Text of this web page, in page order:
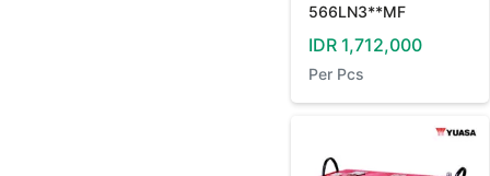
566LN3**MF
IDR 1,712,000
Per Pcs